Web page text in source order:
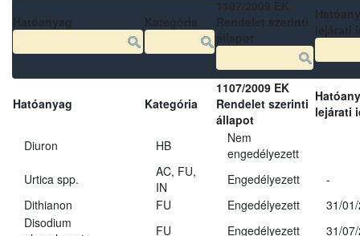
Hatóanyag Kategória
1107/2009 EK
Rendelet szerinti
állapot
lejárati
Diuron HB
Nem
engedélyezett
Urtica spp.
AC, FU,
IN
Engedélyezett
-
Dithianon
FU Engedélyezett
31/
Disodium
FU Engedélyezett
31/